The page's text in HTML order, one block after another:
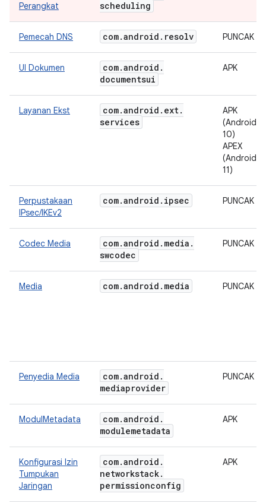
Perangkat
scheduling
Pemecah DNS com.android . resolv PUNCAK
UI Dokumen com.android .
documentsui
APK
Layanan Ekst com.android . ext.
services
APK
(Android
10)
APEX
(Android
11)
Perpustakaan
IPsec/IKEv2
com.android . ipsec PUNCAK
Codec Media com.android . media .
swcodec
PUNCAK
Media com.android . media PUNCAK
Penyedia Media com.android .
mediaprovider
PUNCAK
ModulMetadata com.android .
modulemetadata
APK
Konfigurasi Izin
Tumpukan
Jaringan
com.android .
networkstack.
permissionconfig
APK